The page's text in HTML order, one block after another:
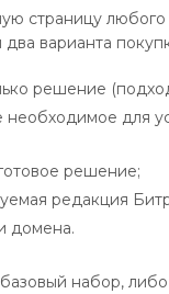
страницу
варианта
решение
необходимое для
решение;
редакция
домена.
набор, либо